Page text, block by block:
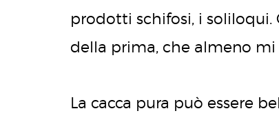
prodotti schifosi, i soliloqui.
della prima, che almeno mi
La cacca pura può essere